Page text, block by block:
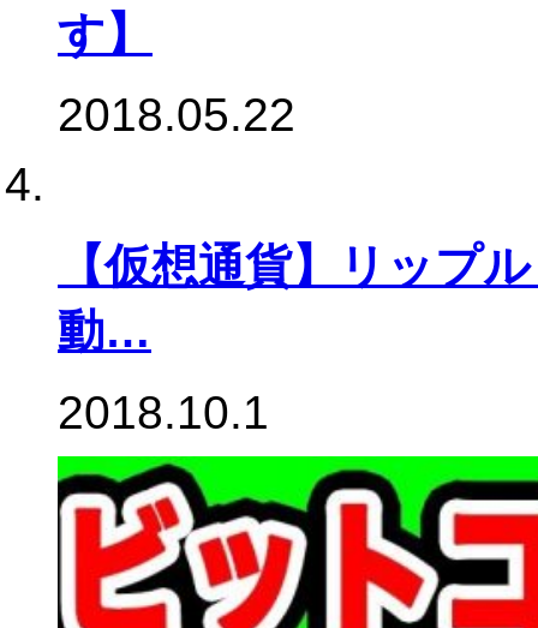
す】
2018.05.22
【仮想通貨】リップ
動…
2018.10.1